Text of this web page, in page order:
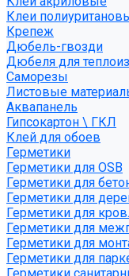
Клеи
Крепеж
Дюбель-гвозди
Дюбеля для
Саморезы
Листовые
Аквапанель
Гипсокартон \ ГКЛ
Клей для обоев
Герметики
Герметики для OSB
Герметики для
Герметики для
Герметики для
Герметики для
Герметики для
Герметики для